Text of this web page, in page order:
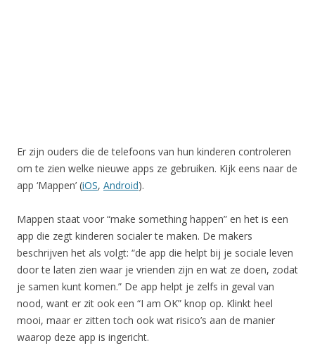
Er zijn ouders die de telefoons van hun kinderen controleren
om te zien welke nieuwe apps ze gebruiken. Kijk eens naar de
app ‘Mappen’ (iOS, Android).
Mappen staat voor “make something happen” en het is een
app die zegt kinderen socialer te maken. De makers
beschrijven het als volgt: “de app die helpt bij je sociale leven
door te laten zien waar je vrienden zijn en wat ze doen, zodat
je samen kunt komen.” De app helpt je zelfs in geval van
nood, want er zit ook een “I am OK” knop op. Klinkt heel
mooi, maar er zitten toch ook wat risico’s aan de manier
waarop deze app is ingericht.